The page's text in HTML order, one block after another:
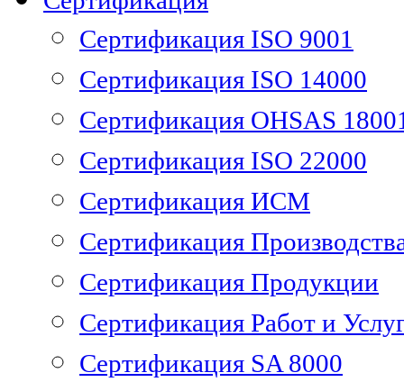
Сертификация ISO 9001
Сертификация ISO 14000
Сертификация OHSAS
Сертификация ISO 22000
Сертификация ИСМ
Сертификация
Сертификация Продукции
Сертификация Работ и
Сертификация SA 8000